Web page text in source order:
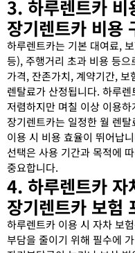
3. 하루렌트카 비
장기렌트카 비용
하루렌트카는 기본 대여료,
등), 주행거리 초과 비용 등
가격, 잔존가치, 계약기간,
렌탈료가 산정됩니다. 하루
저렴하지만 며칠 이상 이용
장기렌트카는 일정한 월 렌
이용 시 비용 효율이 뛰어납
선택은 사용 기간과 목적에
중요합니다.
4. 하루렌트카 자
장기렌트카 보험
하루렌트카 이용 시 자차 보
부담을 줄이기 위해 필수에